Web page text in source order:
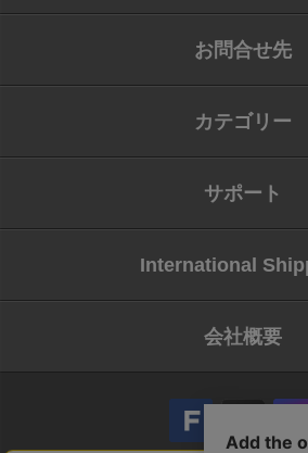
お問合せ先
カテゴリー
サポート
International
会社概要